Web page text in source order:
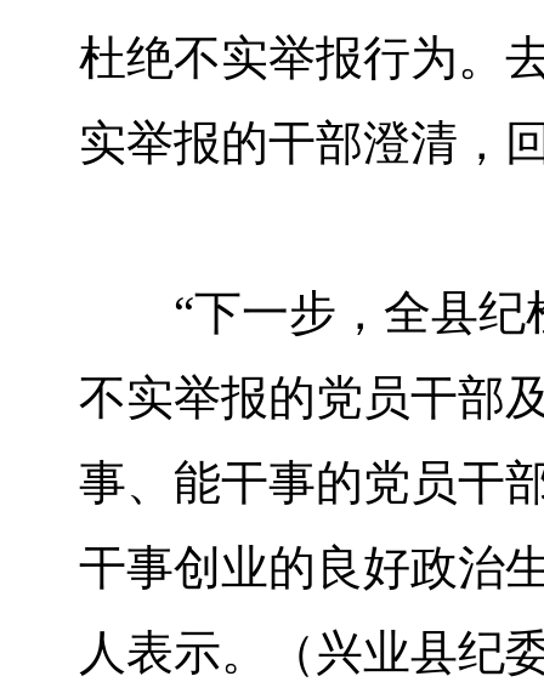
杜绝不实举报行为。
实举报的干部澄清，
“下一步，全县纪
不实举报的党员干部
事、能干事的党员干
干事创业的良好政治
人表示。（兴业县纪